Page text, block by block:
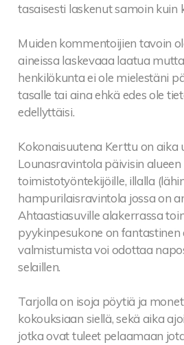
tasaisesti laskenut samoin kuin
Muiden kommentoijien tavoin
aineissa laskevaaa laatua
henkilökunta ei ole mielestäni
tasalle tai aina ehkä edes ole
edellyttäisi.
Kokonaisuutena Kerttu on aika
Lounasravintola päivisin alueen
toimistotyöntekijöille, illalla
hampurilaisravintola jossa on
Ahtaastiasuville alakerrassa
pyykinpesukone on fantastinen
valmistumista voi odottaa
selaillen.
Tarjolla on isoja pöytiä ja
kokouksiaan siellä, sekä aika
jotka ovat tuleet pelaamaan